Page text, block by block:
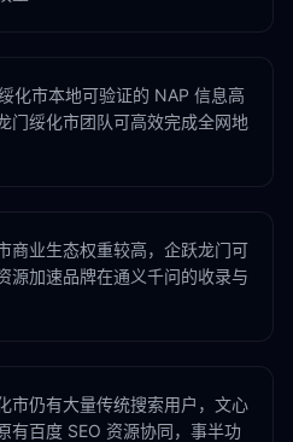
化市本地可验证的 NAP 信息高
门绥化市团队可高效完成全网地
商业生态权重较高，企跃龙门可
源加速品牌在通义千问的收录与
市仍有大量传统搜索用户，文心
有百度 SEO 资源协同，事半功